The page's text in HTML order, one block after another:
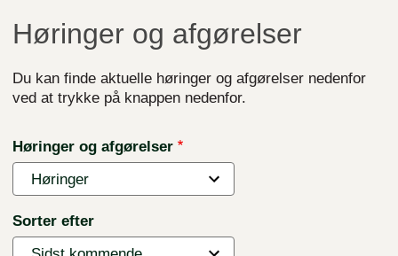
Høringer og afgørelser
Du kan finde aktuelle høringer og afgørelser nedenfor
ved at trykke på knappen nedenfor.
Høringer og afgørelser
Sorter efter